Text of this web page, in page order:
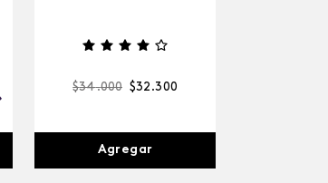
$34.000 $32 .300
Agregar